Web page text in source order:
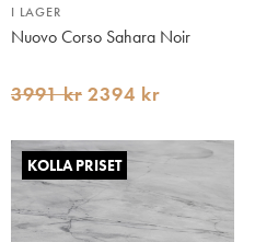
I LAGER
Nuovo Corso Sahara Noir
3991 kr 2394 kr
KOLLA PRISET